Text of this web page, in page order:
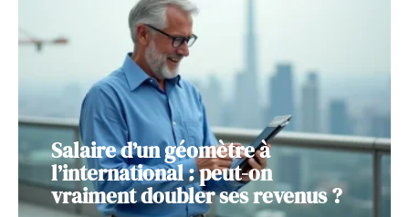
Salaire d’un géomètre à
l’international : peut-on
vraiment doubler ses revenus ?